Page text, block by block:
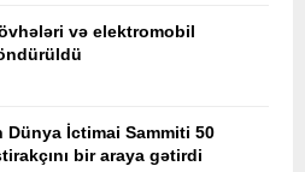
və elektromobil
İctimai Sammiti 50
bir araya gətirdi